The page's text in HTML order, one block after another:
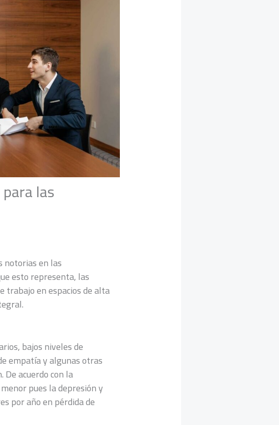
las
notorias en las
esto representa, las
trabajo en espacios de alta
bajos niveles de
empatía y algunas otras
De acuerdo con la
pues la depresión y
por año en pérdida de